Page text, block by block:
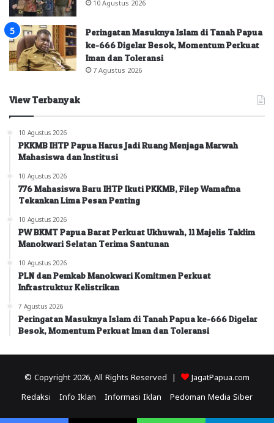
10 Agustus 2026
Peringatan Masuknya Islam di Tanah Papua
ke-666 Digelar Besok, Momentum Perkuat
Iman dan Toleransi
7 Agustus 2026
View Terbanyak
10 Agustus 2026
PKKMB IHTP Papua Harus Jadi Ruang Menjaga Marwah
Mahasiswa dan Institusi
10 Agustus 2026
776 Mahasiswa Baru IHTP Ikuti PKKMB, Filep Wamafma
Tekankan Lima Pesan Penting
10 Agustus 2026
PW BKMT Papua Barat Perkuat Ukhuwah, 11 Majelis Taklim
Manokwari Selatan Terima Santunan
10 Agustus 2026
PLN dan Pemkab Manokwari Komitmen Perkuat
Infrastruktur Kelistrikan
7 Agustus 2026
Peringatan Masuknya Islam di Tanah Papua ke-666 Digelar
Besok, Momentum Perkuat Iman dan Toleransi
© Copyright 2026, All Rights Reserved | JagatPapua.com
Redaksi Info Iklan Informasi Iklan Pedoman Media Siber